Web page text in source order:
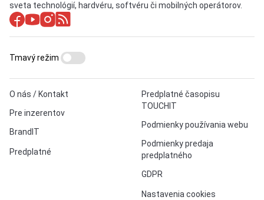
sveta technológií, hardvéru, softvéru či mobilných operátorov.
O nás / Kontakt
Pre inzerentov
BrandIT
Predplatné
Predplatné časopisu
TOUCHIT
Podmienky používania webu
Podmienky predaja
predplatného
GDPR
Nastavenia cookies
Tmavý režim